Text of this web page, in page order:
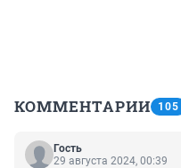
КОММЕНТАРИИ 105
Гость
29 августа 2024, 00:39